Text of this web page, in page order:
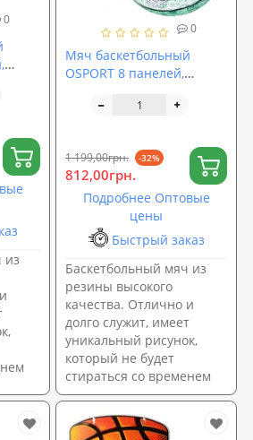
0
из
0
Мяч баскетбольный
OSPORT 8 панелей,
1 199,00грн. -32%
812,00грн.
Подробнее Оптовые
цены
Быстрый заказ
Баскетбольный мяч из
резины высокого
качества. Отлично и
долго служит, имеет
уникальный рисунок,
который не будет
стираться со временем